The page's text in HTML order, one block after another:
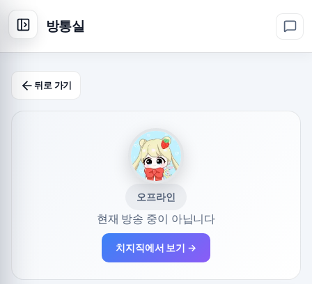
방통실
뒤로 가기
오프라인
현재 방송 중이 아닙니다
치지직에서 보기 →